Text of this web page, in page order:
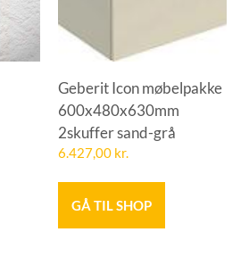
Geberit Icon møbelpakke
600x480x630mm
2skuffer sand-grå
6.427,00 kr.
GÅ TIL SHOP